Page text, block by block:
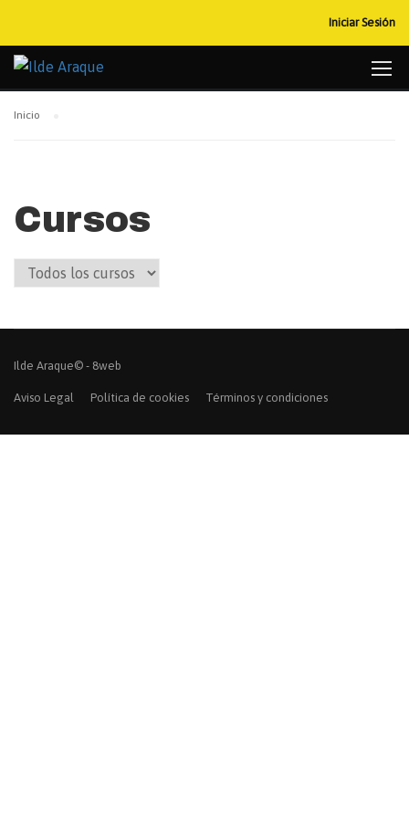
Iniciar Sesión
Inicio
Cursos
Ilde Araque© - 8web
Aviso Legal Política de cookies Términos y condiciones